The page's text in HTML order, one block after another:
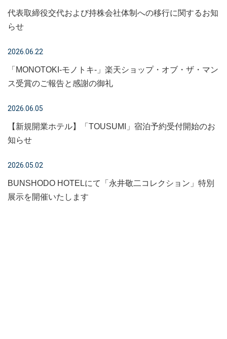
代表取締役交代および持株会社体制への移行に関するお知
らせ
2026.06.22
「MONOTOKI-モノトキ-」楽天ショップ・オブ・ザ・マン
ス受賞のご報告と感謝の御礼
2026.06.05
【新規開業ホテル】「TOUSUMI」宿泊予約受付開始のお
知らせ
2026.05.02
BUNSHODO HOTELにて「永井敬二コレクション」特別
展示を開催いたします